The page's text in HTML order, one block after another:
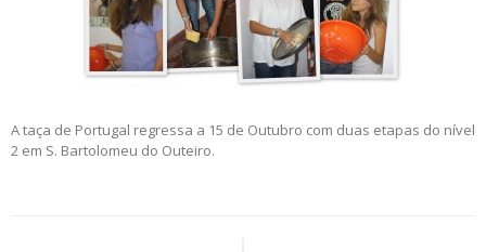
A taça de Portugal regressa a 15 de Outubro com duas etapas do nível
2 em S. Bartolomeu do Outeiro.